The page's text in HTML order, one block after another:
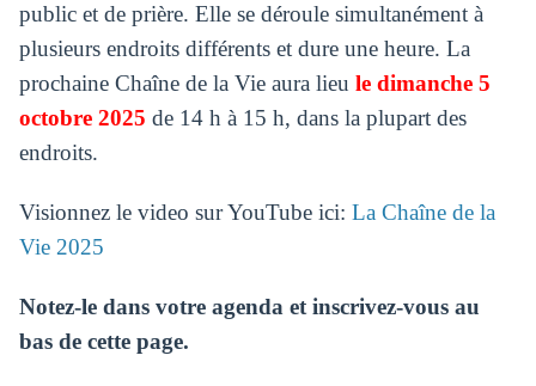
public et de prière. Elle se déroule simultanément à
plusieurs endroits différents et dure une heure. La
prochaine Chaîne de la Vie aura lieu le dimanche 5
octobre 2025 de 14 h à 15 h, dans la plupart des
endroits.
Visionnez le video sur YouTube ici: La Chaîne de la
Vie 2025
Notez-le dans votre agenda et inscrivez-vous au
bas de cette page.